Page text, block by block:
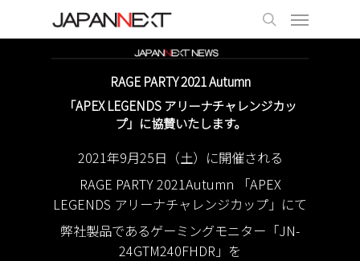
RAGE PARTY 2021 Autumn
「APEX LEGENDS アリーナチャレンジカッ
プ」に協賛いたします。
2021年9月25日（土）に開催される
RAGE PARTY 2021Autumn 「APEX
LEGENDS アリーナチャレンジカップ」にて
弊社製品であるゲーミングモニター「JN-
24GTM240FHDR」を